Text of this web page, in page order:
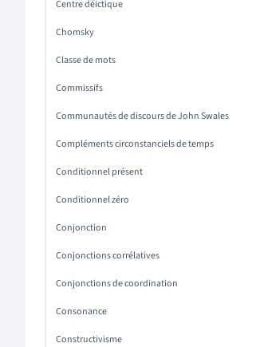
Centre déictique
Chomsky
Classe de mots
Commissifs
Communautés de discours de John Swales
Compléments circonstanciels de temps
Conditionnel présent
Conditionnel zéro
Conjonction
Conjonctions corrélatives
Conjonctions de coordination
Consonance
Constructivisme